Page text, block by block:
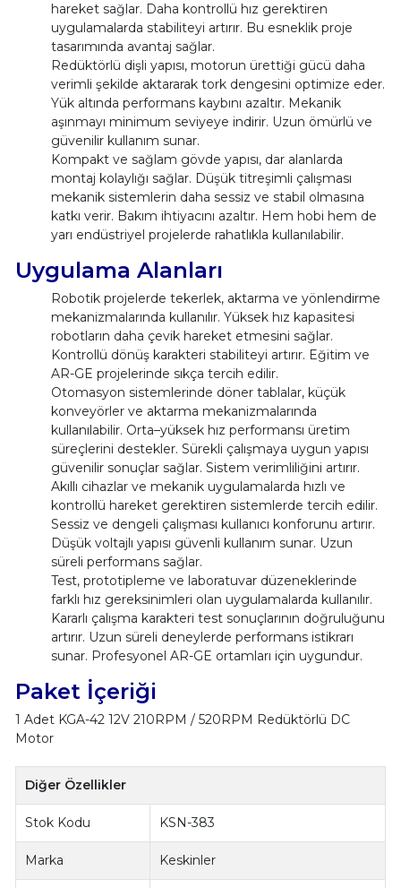
hareket sağlar. Daha kontrollü hız gerektiren
uygulamalarda stabiliteyi artırır. Bu esneklik proje
tasarımında avantaj sağlar.
Redüktörlü dişli yapısı, motorun ürettiği gücü daha
verimli şekilde aktararak tork dengesini optimize eder.
Yük altında performans kaybını azaltır. Mekanik
aşınmayı minimum seviyeye indirir. Uzun ömürlü ve
güvenilir kullanım sunar.
Kompakt ve sağlam gövde yapısı, dar alanlarda
montaj kolaylığı sağlar. Düşük titreşimli çalışması
mekanik sistemlerin daha sessiz ve stabil olmasına
katkı verir. Bakım ihtiyacını azaltır. Hem hobi hem de
yarı endüstriyel projelerde rahatlıkla kullanılabilir.
Uygulama Alanları
Robotik projelerde tekerlek, aktarma ve yönlendirme
mekanizmalarında kullanılır. Yüksek hız kapasitesi
robotların daha çevik hareket etmesini sağlar.
Kontrollü dönüş karakteri stabiliteyi artırır. Eğitim ve
AR-GE projelerinde sıkça tercih edilir.
Otomasyon sistemlerinde döner tablalar, küçük
konveyörler ve aktarma mekanizmalarında
kullanılabilir. Orta–yüksek hız performansı üretim
süreçlerini destekler. Sürekli çalışmaya uygun yapısı
güvenilir sonuçlar sağlar. Sistem verimliliğini artırır.
Akıllı cihazlar ve mekanik uygulamalarda hızlı ve
kontrollü hareket gerektiren sistemlerde tercih edilir.
Sessiz ve dengeli çalışması kullanıcı konforunu artırır.
Düşük voltajlı yapısı güvenli kullanım sunar. Uzun
süreli performans sağlar.
Test, prototipleme ve laboratuvar düzeneklerinde
farklı hız gereksinimleri olan uygulamalarda kullanılır.
Kararlı çalışma karakteri test sonuçlarının doğruluğunu
artırır. Uzun süreli deneylerde performans istikrarı
sunar. Profesyonel AR-GE ortamları için uygundur.
Paket İçeriği
1 Adet KGA-42 12V 210RPM / 520RPM Redüktörlü DC
Motor
Diğer Özellikler
Stok Kodu KSN-383
Marka Keskinler